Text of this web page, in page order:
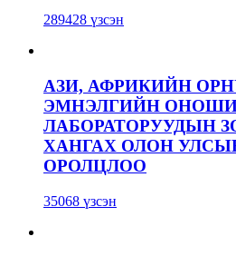
289428 үзсэн
АЗИ, АФРИКИЙН
ЭМНЭЛГИЙН
ЛАБОРАТОРУУДЫН
ХАНГАХ ОЛОН
ОРОЛЦЛОО
35068 үзсэн